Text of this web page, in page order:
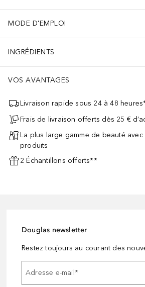
MODE D'EMPLOI
INGRÉDIENTS
VOS AVANTAGES
Livraison rapide sous 24 à 48
Frais de livraison offerts dès 25 €
La plus large gamme de beauté
produits
2 Échantillons offerts**
Douglas newsletter
Restez toujours au courant des
Adresse e-mail*